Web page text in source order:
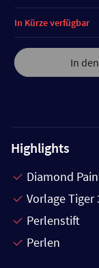
In
In Kürze verfügbar
Highlights
Diamond
Vorlage Tiger
Perlenstift
Perlen